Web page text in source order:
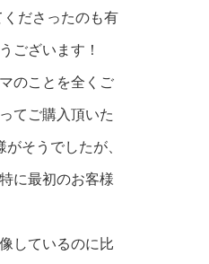
ださったのも有
ございます！
のことを全くご
てご購入頂いた
そうでしたが、
に最初のお客様
しているのに比